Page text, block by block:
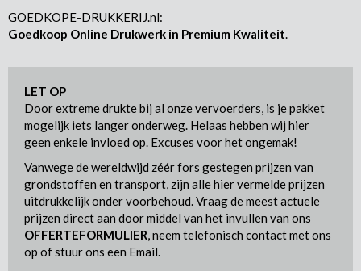
GOEDKOPE-DRUKKERIJ.nl:
Goedkoop Online Drukwerk in Premium Kwaliteit.
LET OP
Door extreme drukte bij al onze vervoerders, is je pakket
mogelijk iets langer onderweg. Helaas hebben wij hier
geen enkele invloed op. Excuses voor het ongemak!
Vanwege de wereldwijd zéér fors gestegen prijzen van
grondstoffen en transport, zijn alle hier vermelde prijzen
uitdrukkelijk onder voorbehoud. Vraag de meest actuele
prijzen direct aan door middel van het invullen van ons
OFFERTEFORMULIER, neem telefonisch contact met ons
op of stuur ons een Email.